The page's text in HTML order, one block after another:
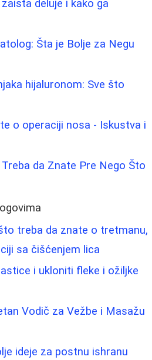
deluje i kako ga
Šta je Bolje za Negu
hijaluronom: Sve što
o operaciji nosa - Iskustva i
da Znate Pre Nego Što
treba da znate o tretmanu,
sa čišćenjem lica
i ukloniti fleke i ožiljke
Vodič za Vežbe i Masažu
ideje za postnu ishranu